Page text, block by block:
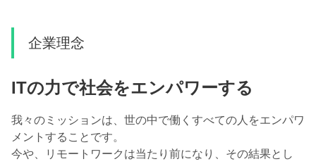
企業理念
ITの力で社会をエンパワーする
我々のミッションは、世の中で働くすべての人をエンパワ
メントすることです。
今や、リモートワークは当たり前になり、その結果とし